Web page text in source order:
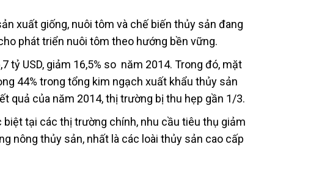
xuất giống, nuôi tôm và chế biến thủy sản đang
phát triển nuôi tôm theo hướng bền vững.
tỷ USD, giảm 16,5% so năm 2014. Trong đó, mặt
44% trong tổng kim ngạch xuất khẩu thủy sản
quả của năm 2014, thị trường bị thu hẹp gần 1/3.
tại các thị trường chính, nhu cầu tiêu thụ giảm
nông thủy sản, nhất là các loài thủy sản cao cấp